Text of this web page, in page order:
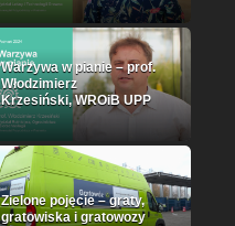
Warzywa w pianie – prof.
Włodzimierz
Krzesiński, WROiB UPP
Zielone pojęcie – graty,
gratowiska i gratowozy